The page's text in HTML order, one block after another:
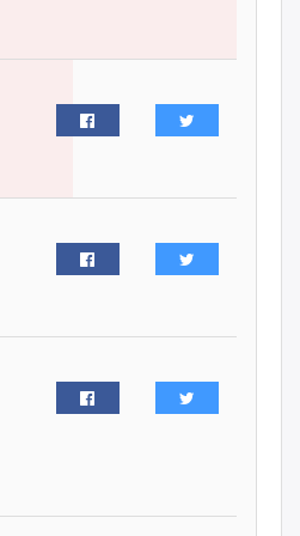
Өмгөөлөгч Б.Оюунбилэг:
хууль хяналтын байгууллагаар
зогсоож, Арабын орнуудаас